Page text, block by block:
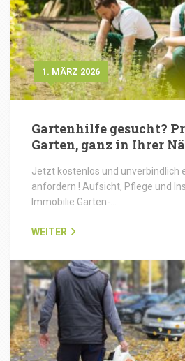
1. MÄRZ 2026
Gartenhilfe gesucht?
Garten, ganz in Ihrer
Jetzt kostenlos und unverbindlich
anfordern ! Aufsicht, Pflege und
Immobilie Garten-…
WEITER